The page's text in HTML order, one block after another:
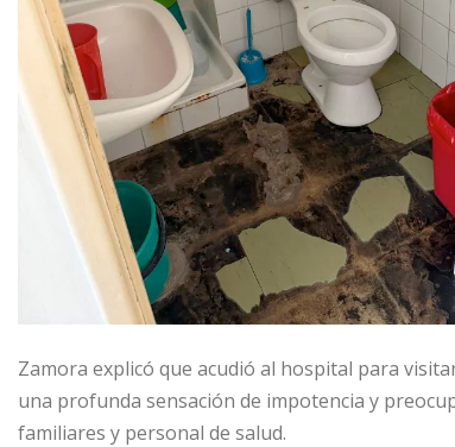
Zamora explicó que acudió al hospital para
una profunda sensación de impotencia y
familiares y personal de salud.